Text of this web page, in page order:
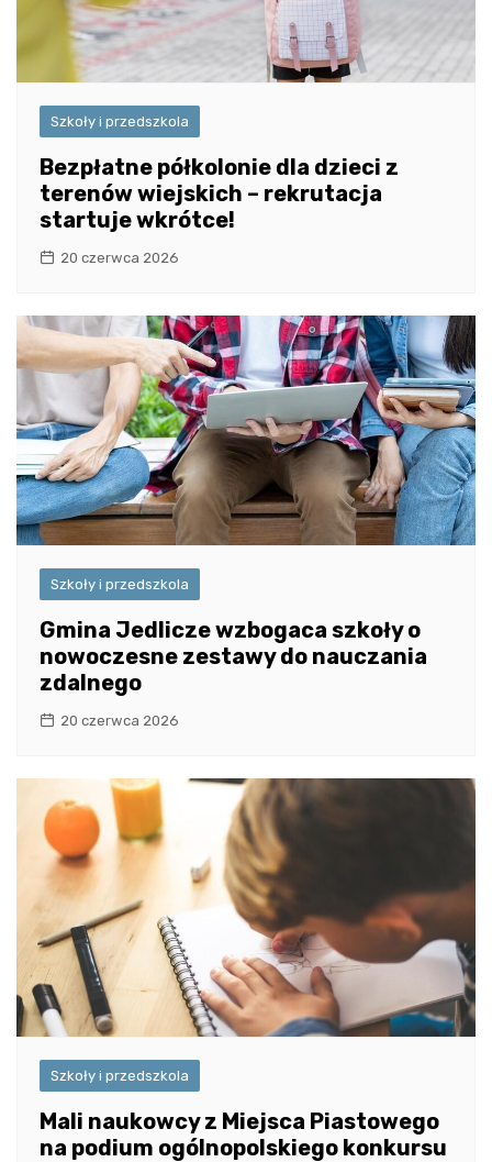
Szkoły i przedszkola
Bezpłatne półkolonie dla dzieci z
terenów wiejskich – rekrutacja
startuje wkrótce!
20 czerwca 2026
Szkoły i przedszkola
Gmina Jedlicze wzbogaca szkoły o
nowoczesne zestawy do nauczania
zdalnego
20 czerwca 2026
Szkoły i przedszkola
Mali naukowcy z Miejsca Piastowego
na podium ogólnopolskiego konkursu